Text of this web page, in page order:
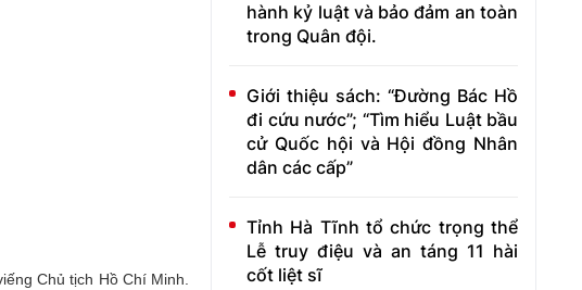
Chủ tịch Hồ Chí Minh.
hành kỷ luật và bảo đảm an toàn
trong Quân đội.
Giới thiệu sách: “Đường Bác Hồ
đi cứu nước”; “Tìm hiểu Luật bầu
cử Quốc hội và Hội đồng Nhân
dân các cấp”
Tỉnh Hà Tĩnh tổ chức trọng thể
Lễ truy điệu và an táng 11 hài
cốt liệt sĩ